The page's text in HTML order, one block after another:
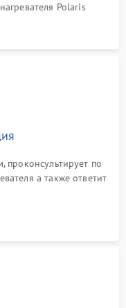
Polaris
проконсультирует по
а также ответит